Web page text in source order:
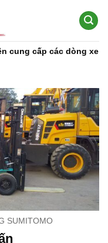
dòng xe nâng, phụ
SUMITOMO